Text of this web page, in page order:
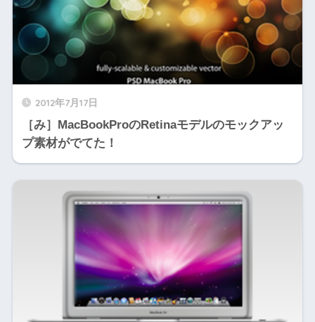
2012年7月17日
［み］MacBookProのRetinaモデルのモックアッ
プ素材がでてた！